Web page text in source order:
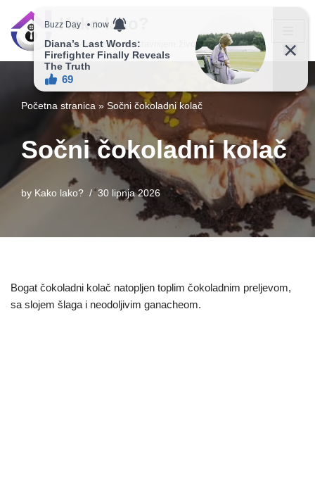
Skip
Kako lako?
Vaš vodič ka jednostavnijem životu!
Početna stranica » Sočni čokoladni kolač
Sočni čokoladni kolač
by Kako lako? 30 lipnja 2026
Bogat čokoladni kolač natopljen toplim čokoladnim preljevom,
sa slojem šlaga i neodoljivim ganacheom.